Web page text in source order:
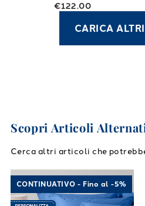
Naturale
€122.00
CARICA
Scopri Articoli
Cerca altri articoli che
Link to "
CONTINUATIVO - Fino al -5%